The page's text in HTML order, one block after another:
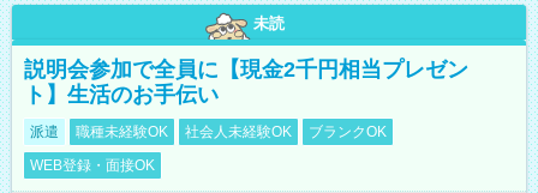
未読
説明会参加で全員に【現金2千円相当プレゼン
ト】生活のお手伝い
派遣 職種未経験OK 社会人未経験OK
ブランクOK
WEB登録・面接OK